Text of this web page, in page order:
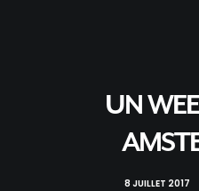
UN
8 JUILLET 2017